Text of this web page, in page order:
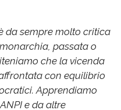
da sempre molto critica
passata o
che la vicenda
con equilibrio
Apprendiamo
e da altre